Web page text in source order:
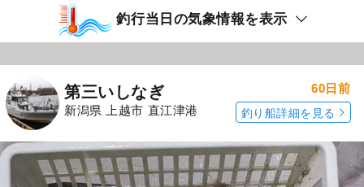
釣行当日の気象情報を表示
第三いしなぎ
新潟県 上越市 直江津港
60日前
釣り船詳細を見る